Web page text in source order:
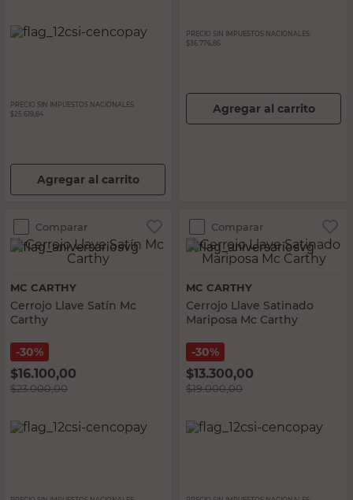
PRECIO SIN IMPUESTOS NACIONALES:
$25.619,84
Agregar al carrito
PRECIO SIN IMPUESTOS NACIONALES:
$36.776,86
Agregar al carrito
Comparar
MC CARTHY
Cerrojo Llave Satín Mc
Carthy
30%
$16.100,00
$23.000,00
Comparar
MC CARTHY
Cerrojo Llave Satinado
Mariposa Mc Carthy
30%
$13.300,00
$19.000,00